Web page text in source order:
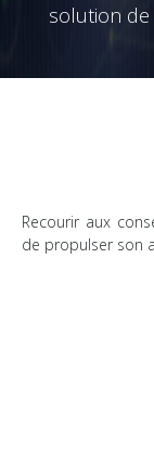
solution
Recourir aux
de propulser son